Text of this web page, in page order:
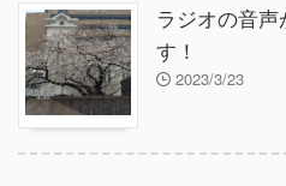
ラジオの音声
す！
2023/3/23